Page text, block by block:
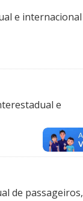
e internacional
e
de passageiros,